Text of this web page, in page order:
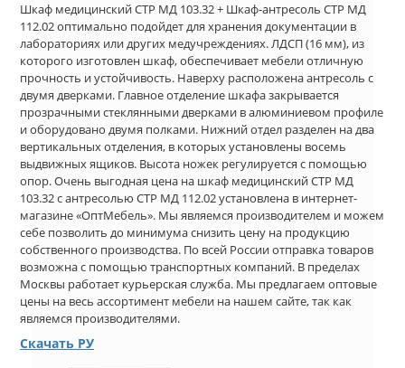
Шкаф медицинский СТР МД 103.32 + Шкаф-антресоль СТР МД
112.02 оптимально подойдет для хранения документации в
лабораториях или других медучреждениях. ЛДСП (16 мм), из
которого изготовлен шкаф, обеспечивает мебели отличную
прочность и устойчивость. Наверху расположена антресоль с
двумя дверками. Главное отделение шкафа закрывается
прозрачными стеклянными дверками в алюминиевом профиле
и оборудовано двумя полками. Нижний отдел разделен на два
вертикальных отделения, в которых установлены восемь
выдвижных ящиков. Высота ножек регулируется с помощью
опор. Очень выгодная цена на шкаф медицинский СТР МД
103.32 с антресолью СТР МД 112.02 установлена в интернет-
магазине «ОптМебель». Мы являемся производителем и можем
себе позволить до минимума снизить цену на продукцию
собственного производства. По всей России отправка товаров
возможна с помощью транспортных компаний. В пределах
Москвы работает курьерская служба. Мы предлагаем оптовые
цены на весь ассортимент мебели на нашем сайте, так как
являемся производителями.
Скачать РУ